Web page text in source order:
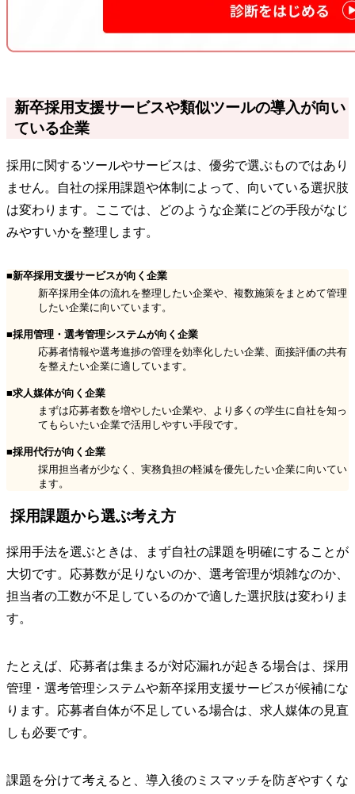
新卒採用支援サービスや類似ツールの導入が向い
ている企業
採用に関するツールやサービスは、優劣で選ぶものではあり
ません。自社の採用課題や体制によって、向いている選択肢
は変わります。ここでは、どのような企業にどの手段がなじ
みやすいかを整理します。
■新卒採用支援サービスが向く企業
新卒採用全体の流れを整理したい企業や、複数施策をまとめて管理
したい企業に向いています。
■採用管理・選考管理システムが向く企業
応募者情報や選考進捗の管理を効率化したい企業、面接評価の共有
を整えたい企業に適しています。
■求人媒体が向く企業
まずは応募者数を増やしたい企業や、より多くの学生に自社を知っ
てもらいたい企業で活用しやすい手段です。
■採用代行が向く企業
採用担当者が少なく、実務負担の軽減を優先したい企業に向いてい
ます。
採用課題から選ぶ考え方
採用手法を選ぶときは、まず自社の課題を明確にすることが
大切です。応募数が足りないのか、選考管理が煩雑なのか、
担当者の工数が不足しているのかで適した選択肢は変わりま
す。
たとえば、応募者は集まるが対応漏れが起きる場合は、採用
管理・選考管理システムや新卒採用支援サービスが候補にな
ります。応募者自体が不足している場合は、求人媒体の見直
しも必要です。
課題を分けて考えると、導入後のミスマッチを防ぎやすくな